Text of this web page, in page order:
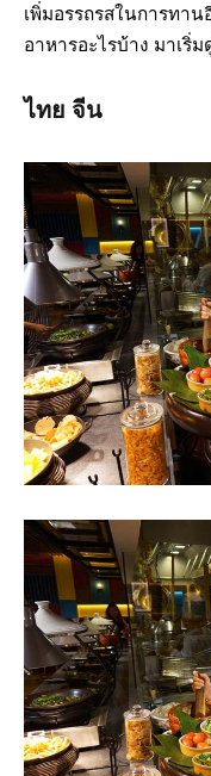
เพิ่มอรรถรสในการทา
อาหารอะไรบ้าง มาเริ่
ไทย จีน